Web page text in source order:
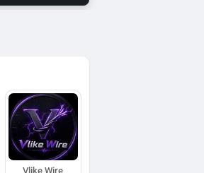
Vlike Wire